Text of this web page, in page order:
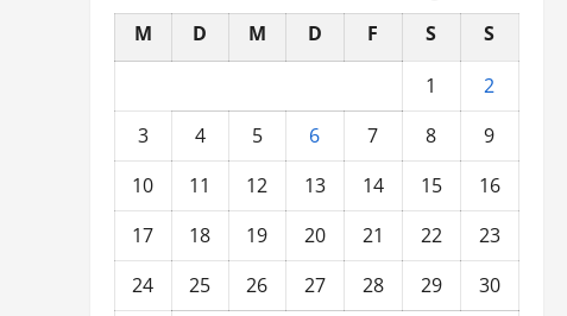
M D M D F S
S
1
2
3
4 5 6 7 8
9
10
11 12 13 14 15
16
17
18 19 20 21 22
23
24
25 26 27 28 29
30